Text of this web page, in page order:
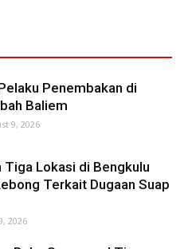
Penembakan di
Baliem
9, 2026
Tiga Lokasi di Bengkulu
Terkait Dugaan Suap
2026